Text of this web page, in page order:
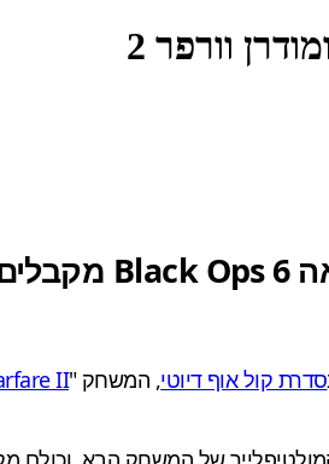
סדרת קול אוף דיוטי, המשחק "II